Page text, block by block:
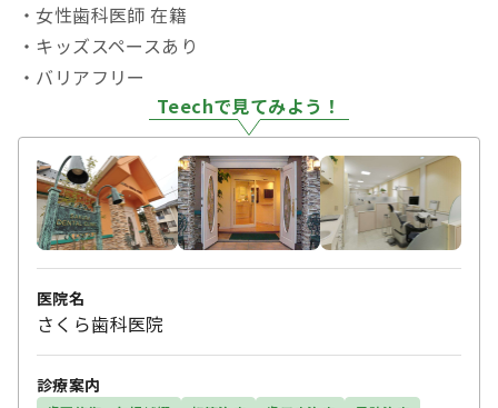
・女性歯科医師 在籍
・キッズスペースあり
・バリアフリー
Teechで見てみよう！
医院名
さくら歯科医院
診療案内